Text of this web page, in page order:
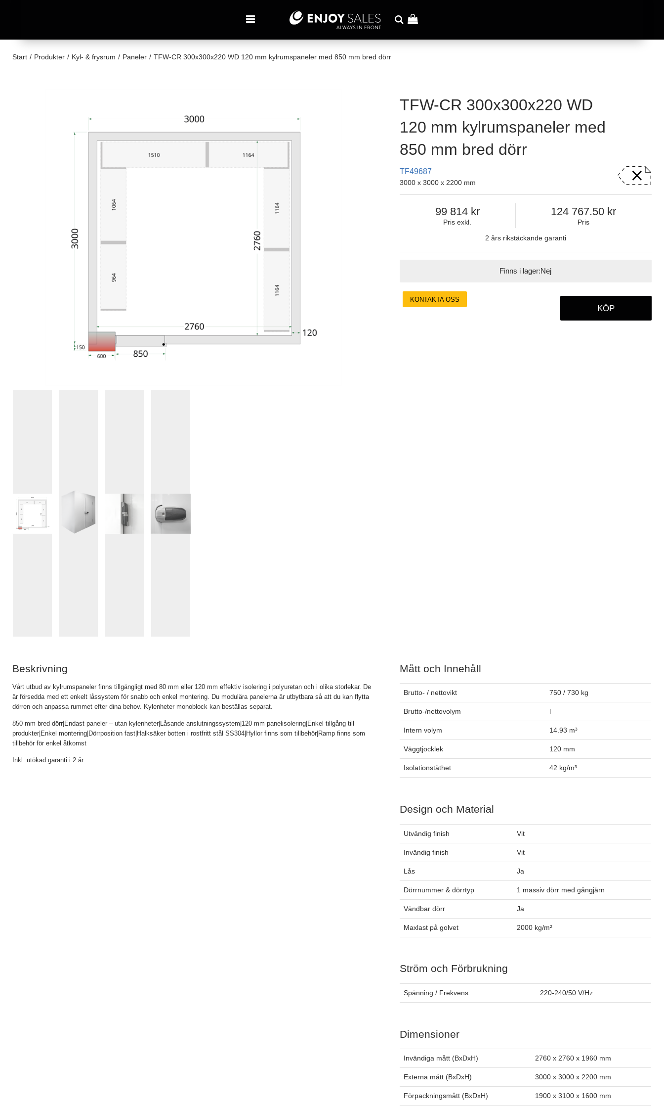
Start / Produkter / Kyl- & frysrum / Paneler / TFW-CR 300x300x220 WD 120 mm kylrumspaneler med 850 mm bred dörr
TFW-CR 300x300x220 WD
120 mm kylrumspaneler med
850 mm bred dörr
TF49687
3000 x 3000 x 2200 mm
Pris exkl.
99 814
Pris
124 767.50
2 års rikstäckande garanti
Finns i lager:Nej
KONTAKTA OSS
KÖP
Beskrivning
Vårt utbud av kylrumspaneler finns tillgängligt med 80 mm eller 120 mm effektiv isolering i polyuretan och i olika storlekar. De
är försedda med ett enkelt låssystem för snabb och enkel montering. Du modulära panelerna är utbytbara så att du kan flytta
dörren och anpassa rummet efter dina behov. Kylenheter monoblock kan beställas separat.
850 mm bred dörr|Endast paneler – utan kylenheter|Låsande anslutningssystem|120 mm panelisolering|Enkel tillgång till
produkter|Enkel montering|Dörrposition fast|Halksäker botten i rostfritt stål SS304|Hyllor finns som tillbehör|Ramp finns som
tillbehör för enkel åtkomst
Inkl. utökad garanti i 2 år
Mått och Innehåll
Brutto- / nettovikt 750 / 730 kg
Brutto-/nettovolym l
Intern volym 14.93 m³
Väggtjocklek 120 mm
Isolationstäthet 42 kg/m³
Design och Material
Utvändig finish Vit
Invändig finish Vit
Lås Ja
Dörrnummer & dörrtyp 1 massiv dörr med gångjärn
Vändbar dörr Ja
Maxlast på golvet 2000 kg/m²
Ström och Förbrukning
Spänning / Frekvens 220-240/50 V/Hz
Dimensioner
Invändiga mått (BxDxH) 2760 x 2760 x 1960 mm
Externa mått (BxDxH) 3000 x 3000 x 2200 mm
Förpackningsmått (BxDxH) 1900 x 3100 x 1600 mm